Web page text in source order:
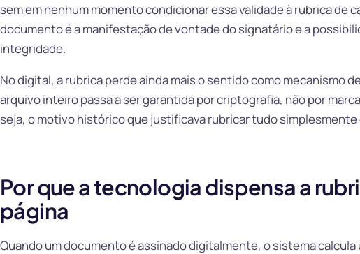
sem em nenhum momento condicionar essa validade à rubrica de
documento é a manifestação de vontade do signatário e a
integridade.
No digital, a rubrica perde ainda mais o sentido como mecanismo
arquivo inteiro passa a ser garantida por criptografia, não por
seja, o motivo histórico que justificava rubricar tudo simplesmente
Por que a tecnologia dispensa a
página
Quando um documento é assinado digitalmente, o sistema calcula